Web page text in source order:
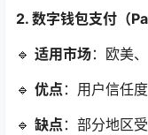
2. 数字钱包支付（
🔹 适用市场：欧美
🔹 优点 ：用户信任
🔹 缺点 ：部分地区